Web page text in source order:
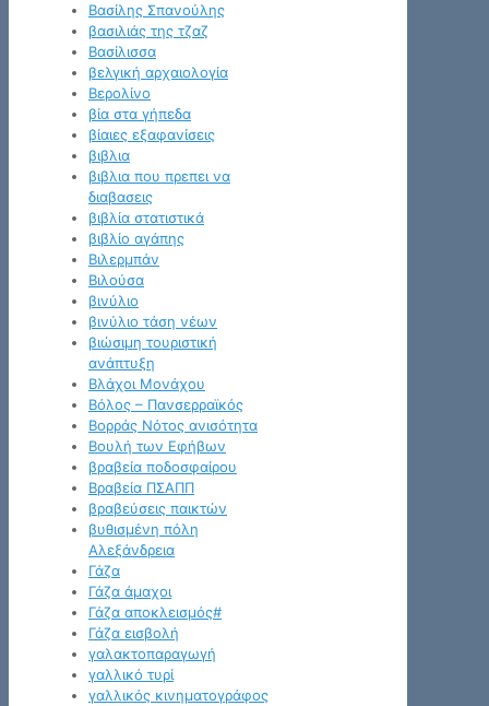
Βασίλης Σπανούλης
βασιλιάς της τζαζ
Βασίλισσα
βελγική αρχαιολογία
Βερολίνο
βία στα γήπεδα
βίαιες εξαφανίσεις
βιβλια
βιβλια που πρεπει να
διαβασεις
βιβλία στατιστικά
βιβλίο αγάπης
Βιλερμπάν
Βιλούσα
βινύλιο
βινύλιο τάση νέων
βιώσιμη τουριστική
ανάπτυξη
Βλάχοι Μονάχου
Βόλος – Πανσερραϊκός
Βορράς Νότος ανισότητα
Βουλή των Εφήβων
βραβεία ποδοσφαίρου
Βραβεία ΠΣΑΠΠ
βραβεύσεις παικτών
βυθισμένη πόλη
Αλεξάνδρεια
Γάζα
Γάζα άμαχοι
Γάζα αποκλεισμός#
Γάζα εισβολή
γαλακτοπαραγωγή
γαλλικό τυρί
γαλλικός κινηματογράφος